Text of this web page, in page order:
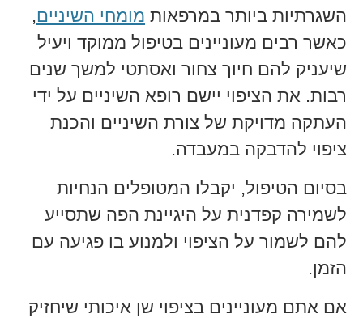
השגרתיות ביותר במרפאות מומחי השיניים,
כאשר רבים מעוניינים בטיפול ממוקד ויעיל
שיעניק להם חיוך צחור ואסתטי למשך שנים
רבות. את הציפוי יישם רופא השיניים על ידי
העתקה מדויקת של צורת השיניים והכנת
ציפוי להדבקה במעבדה.
בסיום הטיפול, יקבלו המטופלים הנחיות
לשמירה קפדנית על היגיינת הפה שתסייע
להם לשמור על הציפוי ולמנוע בו פגיעה עם
הזמן.
אם אתם מעוניינים בציפוי שן איכותי שיחזיק